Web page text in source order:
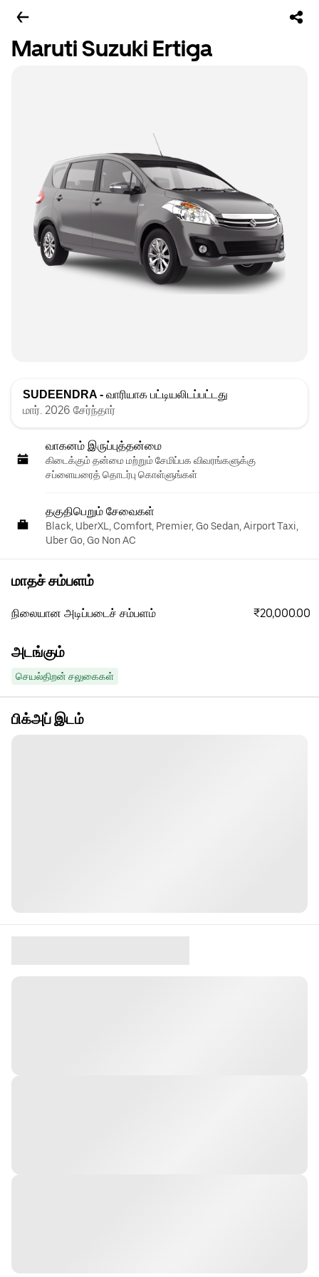
Maruti Suzuki Ertiga
SUDEENDRA - வாரியாக பட்டியலிடப்பட்டது
மார். 2026 சேர்ந்தார்
வாகனம் இருப்புத்தன்மை
கிடைக்கும் தன்மை மற்றும் சேமிப்பக விவரங்களுக்கு
சப்ளையரைத் தொடர்பு கொள்ளுங்கள்
தகுதிபெறும் சேவைகள்
Black, UberXL, Comfort, Premier, Go Sedan, Airport Taxi,
Uber Go, Go Non AC
மாதச் சம்பளம்
நிலையான அடிப்படைச் சம்பளம் ₹20,000.00
அடங்கும்
செயல்திறன் சலுகைகள்
பிக்அப் இடம்